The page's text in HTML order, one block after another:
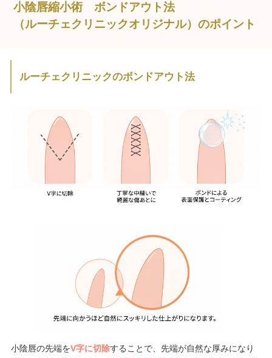
小陰唇縮小術 ボンドアウト法
（ルーチェクリニックオリジナル）のポイント
ルーチェクリニックのボンドアウト法
小陰唇の先端をV字に切除することで、先端が自然な厚みになり